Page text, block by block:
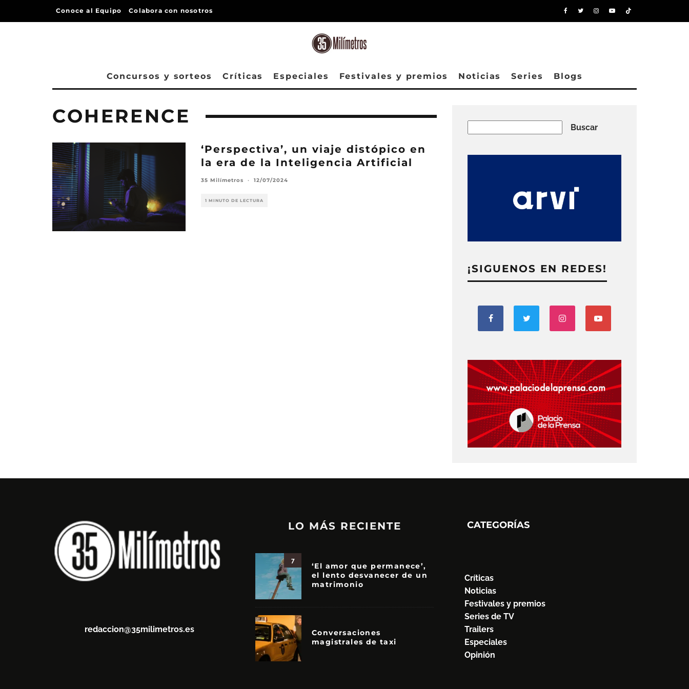
Conoce al Equipo Colabora con nosotros
Concursos y sorteos Críticas Especiales Festivales y premios Noticias Series Blogs
COHERENCE
‘Perspectiva’, un viaje distópico en
la era de la Inteligencia Artificial
35 Milímetros · 12/07/2024
1 MINUTO DE LECTURA
Buscar
¡SIGUENOS EN REDES!
redaccion@35milimetros.es
LO MÁS RECIENTE
7
‘El amor que permanece’,
el lento desvanecer de un
matrimonio
Conversaciones
magistrales de taxi
CATEGORÍAS
Críticas
Noticias
Festivales y premios
Series de TV
Trailers
Especiales
Opinión